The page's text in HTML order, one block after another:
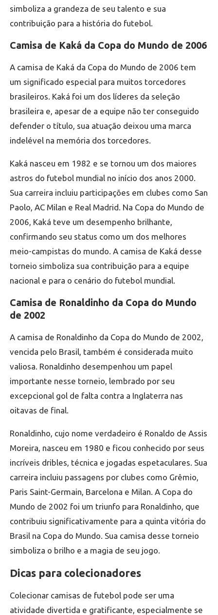
simboliza a grandeza de seu talento e sua
contribuição para a história do futebol.
Camisa de Kaká da Copa do Mundo de 2006
A camisa de Kaká da Copa do Mundo de 2006 tem
um significado especial para muitos torcedores
brasileiros. Kaká foi um dos líderes da seleção
brasileira e, apesar de a equipe não ter conseguido
defender o título, sua atuação deixou uma marca
indelével na memória dos torcedores.
Kaká nasceu em 1982 e se tornou um dos maiores
astros do futebol mundial no início dos anos 2000.
Sua carreira incluiu participações em clubes como San
Paolo, AC Milan e Real Madrid. Na Copa do Mundo de
2006, Kaká teve um desempenho brilhante,
confirmando seu status como um dos melhores
meio-campistas do mundo. A camisa de Kaká desse
torneio simboliza sua contribuição para a equipe
nacional e para o cenário do futebol mundial.
Camisa de Ronaldinho da Copa do Mundo
de 2002
A camisa de Ronaldinho da Copa do Mundo de 2002,
vencida pelo Brasil, também é considerada muito
valiosa. Ronaldinho desempenhou um papel
importante nesse torneio, lembrado por seu
excepcional gol de falta contra a Inglaterra nas
oitavas de final.
Ronaldinho, cujo nome verdadeiro é Ronaldo de Assis
Moreira, nasceu em 1980 e ficou conhecido por seus
incríveis dribles, técnica e jogadas espetaculares. Sua
carreira incluiu passagens por clubes como Grêmio,
Paris Saint-Germain, Barcelona e Milan. A Copa do
Mundo de 2002 foi um triunfo para Ronaldinho, que
contribuiu significativamente para a quinta vitória do
Brasil na Copa do Mundo. Sua camisa desse torneio
simboliza o brilho e a magia de seu jogo.
Dicas para colecionadores
Colecionar camisas de futebol pode ser uma
atividade divertida e gratificante, especialmente se